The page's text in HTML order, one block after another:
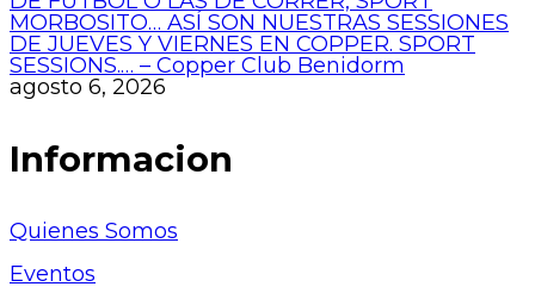
MORBOSITO… ASÍ SON NUESTRAS SESSIONES
DE JUEVES Y VIERNES EN COPPER. SPORT
SESSIONS.… – Copper Club Benidorm
agosto 6, 2026
Informacion
Quienes Somos
Eventos